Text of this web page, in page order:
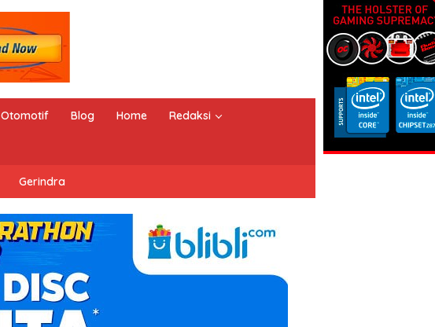
Otomotif Blog Home Redaksi
Gerindra